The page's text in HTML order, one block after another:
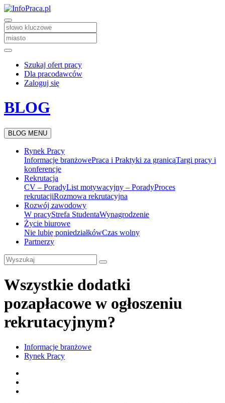
Szukaj ofert pracy
Dla pracodawców
Zaloguj się
BLOG
BLOG MENU
Rynek Pracy
Informacje branżowePraca i Praktyki za granicąTargi pracy i
konferencje
Rekrutacja
CV – PoradyList motywacyjny – PoradyProces
rekrutacjiRozmowa rekrutacyjna
Rozwój zawodowy
W pracyStrefa StudentaWynagrodzenie
Życie biurowe
Nie lubię poniedziałkówCzas wolny
Partnerzy
Wszystkie dodatki
pozapłacowe w ogłoszeniu
rekrutacyjnym?
Informacje branżowe
Rynek Pracy